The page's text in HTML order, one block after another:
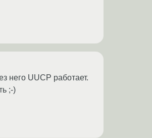
него UUCP работает.
;-)